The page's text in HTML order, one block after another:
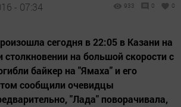
- 07:34 933 0 0
сегодня в 22:05 в Казани на
столкновении на большой скорости с
байкер на "Ямаха" и его
сообщили очевидцы
"Лада" поворачивала,